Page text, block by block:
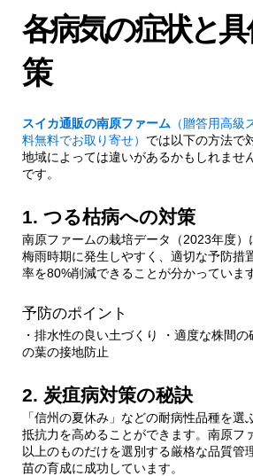
各病気の症状と
策
スイカ通販の南原ファーム （贈答用高級
料無料でお取り寄せ） では以下の方法で
地域によっては違いがあるかもしれませ
です。
1. つる枯病への対策
南原ファームの栽培データ（2023年度）
梅雨時期に発生しやすく、適切な予防措
率を80%削減できることが分かっています
予防のポイント
・排水性の良い土づくり ・適度な株間
の葉の接地防止
2. 炭疽病対策の秘訣
「信州の夏休み」などの耐病性品種を選
抵抗力を高めることができます。南原フ
以上のものだけを選別する厳格な品質管
苗の育成に成功しています。